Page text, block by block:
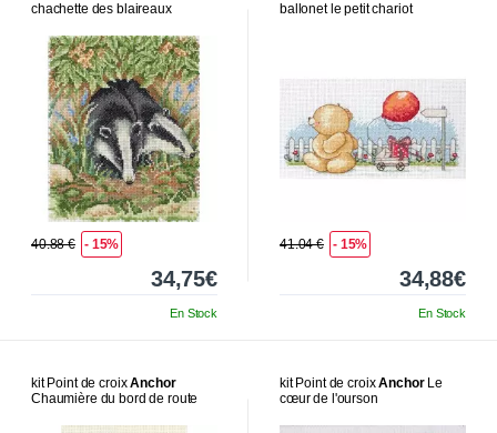
chachette des blaireaux
40.88 € - 15%
34,75€
En Stock
ballonet le petit chariot
41.04 € - 15%
34,88€
En Stock
kit Point de croixAnchor
Chaumière du bord de route
kit Point de croixAnchorLe
cœur de l'ourson